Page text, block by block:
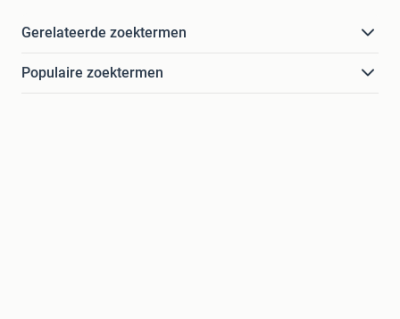
Gerelateerde zoektermen
Populaire zoektermen